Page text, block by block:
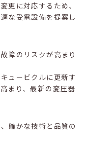
更に対応するため、
な受電設備を提案し
障のリスクが高まり
ュービクルに更新す
まり、最新の変圧器
確かな技術と品質の